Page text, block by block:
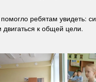
ребятам увидеть:
двигаться к общей цели.